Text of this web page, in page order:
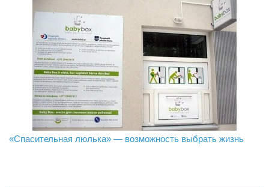
В Даугавпилсе определили сильнейших в пляжном
«Спасительная люлька» — возможность выбрать жизнь
Новое поколение пограничников: Даугавпилсское